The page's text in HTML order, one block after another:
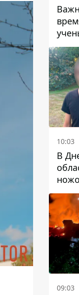
10:03
В
09:03